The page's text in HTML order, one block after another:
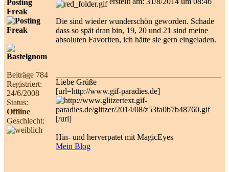
Posting
Freak
Beiträge 784
Registriert:
24/6/2008
Status:
Offline
Geschlecht:
Die sind wieder wunderschön geworden. Schade
dass so spät dran bin, 19, 20 und 21 sind meine
absoluten Favoriten, ich hätte sie gern eingeladen.
Liebe Grüße
[url=http://www.gif-paradies.de]
[/url]
Hin- und herverpatet mit MagicEyes
Mein Blog